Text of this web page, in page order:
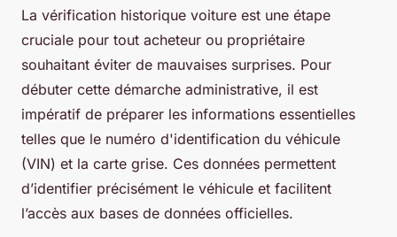
La vérification historique voiture est une étape
cruciale pour tout acheteur ou propriétaire
souhaitant éviter de mauvaises surprises. Pour
débuter cette démarche administrative, il est
impératif de préparer les informations essentielles
telles que le numéro d'identification du véhicule
(VIN) et la carte grise. Ces données permettent
d’identifier précisément le véhicule et facilitent
l’accès aux bases de données officielles.